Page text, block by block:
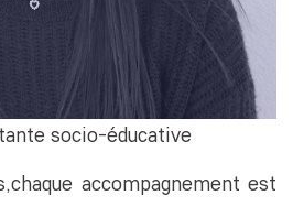
socio-éducative
accompagnement est